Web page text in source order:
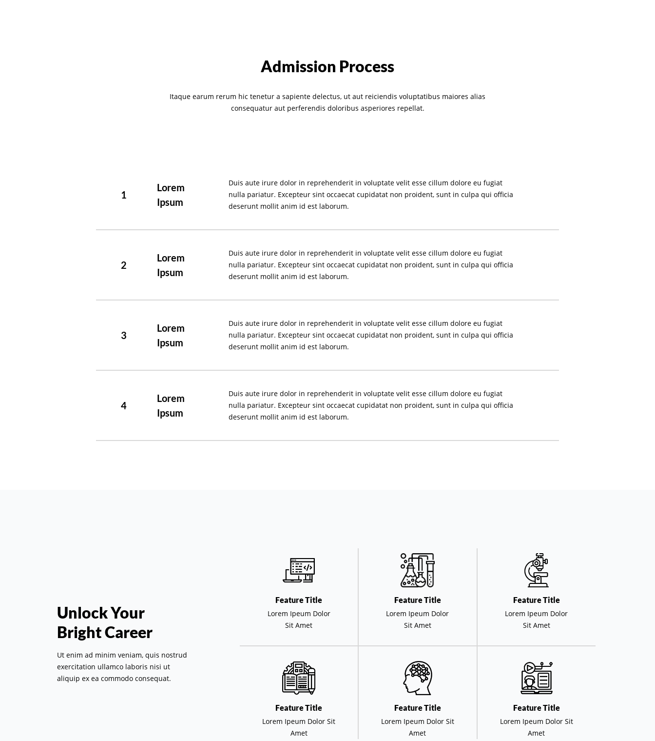
Admission Process
Itaque earum rerum hic tenetur a sapiente delectus, ut aut reiciendis voluptatibus maiores alias
consequatur aut perferendis doloribus asperiores repellat.
1
Lorem
Ipsum
Duis aute irure dolor in reprehenderit in voluptate velit esse cillum dolore eu fugiat
nulla pariatur. Excepteur sint occaecat cupidatat non proident, sunt in culpa qui officia
deserunt mollit anim id est laborum.
2
Lorem
Ipsum
Duis aute irure dolor in reprehenderit in voluptate velit esse cillum dolore eu fugiat
nulla pariatur. Excepteur sint occaecat cupidatat non proident, sunt in culpa qui officia
deserunt mollit anim id est laborum.
3
Lorem
Ipsum
Duis aute irure dolor in reprehenderit in voluptate velit esse cillum dolore eu fugiat
nulla pariatur. Excepteur sint occaecat cupidatat non proident, sunt in culpa qui officia
deserunt mollit anim id est laborum.
4
Lorem
Ipsum
Duis aute irure dolor in reprehenderit in voluptate velit esse cillum dolore eu fugiat
nulla pariatur. Excepteur sint occaecat cupidatat non proident, sunt in culpa qui officia
deserunt mollit anim id est laborum.
Unlock Your
Bright Career
Ut enim ad minim veniam, quis nostrud
exercitation ullamco laboris nisi ut
aliquip ex ea commodo consequat.
Feature Title
Lorem Ipeum Dolor
Sit Amet
Feature Title
Lorem Ipeum Dolor
Sit Amet
Feature Title
Lorem Ipeum Dolor
Sit Amet
Feature Title
Lorem Ipeum Dolor Sit
Amet
Feature Title
Lorem Ipeum Dolor Sit
Amet
Feature Title
Lorem Ipeum Dolor Sit
Amet